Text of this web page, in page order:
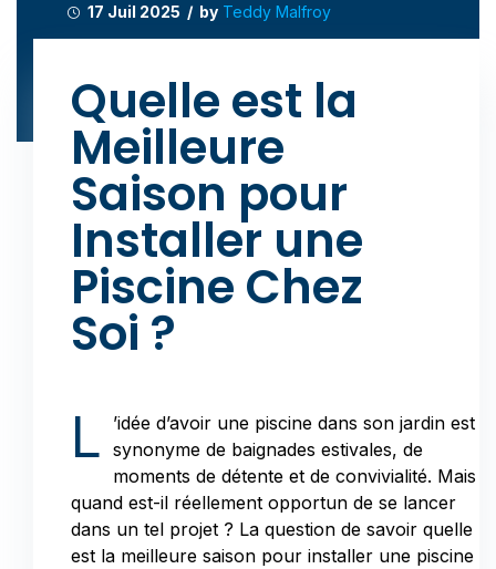
17 Juil 2025 / by Teddy Malfroy
Quelle est la
Meilleure
Saison pour
Installer une
Piscine Chez
Soi ?
L
’idée d’avoir une piscine dans son jardin est
synonyme de baignades estivales, de
moments de détente et de convivialité. Mais
quand est-il réellement opportun de se lancer
dans un tel projet ? La question de savoir quelle
est la meilleure saison pour installer une piscine